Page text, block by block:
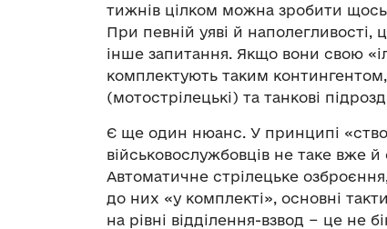
тижнів цілком можна зробити
При певній уяві й
інше запитання. Якщо вони свою
комплектують таким
(мотострілецькі) та танкові
Є ще один нюанс. У принципі
військовослужбовців не таке вже
Автоматичне стрілецьке
до них «у комплекті», основні
на рівні відділення-взвод − це не